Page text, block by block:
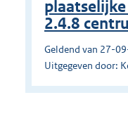
2.4.8
Geldend van 27-
Uitgegeven door: